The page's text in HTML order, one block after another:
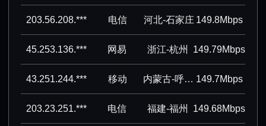
203.56.208.*** 电信 河北-石家庄 149.8Mbps
45.253.136.*** 网易 浙江-杭州 149.79Mbps
43.251.244.*** 移动 内蒙古-呼和浩特 149.7Mbps
203.23.251.*** 电信 福建-福州 149.68Mbps